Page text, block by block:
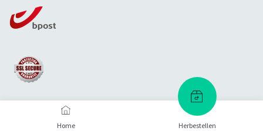
Home Herbestellen